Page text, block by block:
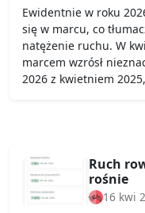
Ewidentnie w roku
się w marcu, co
natężenie ruchu. W
marcem wzrósł
2026 z kwietniem
Ruch
rośnie
16 kwi